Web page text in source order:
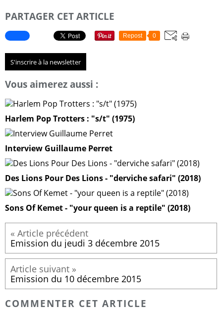
PARTAGER CET ARTICLE
Repost 0
S'inscrire à la newsletter
Vous aimerez aussi :
Harlem Pop Trotters : "s/t" (1975)
Interview Guillaume Perret
Des Lions Pour Des Lions - "derviche safari" (2018)
Sons Of Kemet - "your queen is a reptile" (2018)
Emission du jeudi 3 décembre 2015
Emission du 10 décembre 2015
COMMENTER CET ARTICLE